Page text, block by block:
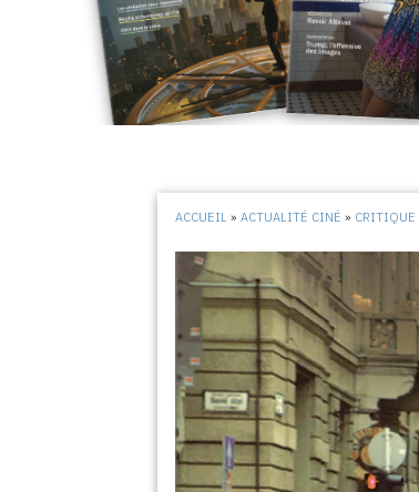
ACCUEIL »ACTUALITÉ CINÉ » CRITIQUE